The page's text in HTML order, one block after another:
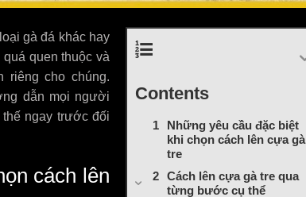
Contents
Những yêu cầu đặc biệt
khi chọn cách lên cựa gà
tre
Cách lên cựa gà tre qua
từng bước cụ thể
gà đá khác hay
quen thuộc và
riêng cho chúng.
dẫn mọi người
ngay trước đối
cách lên